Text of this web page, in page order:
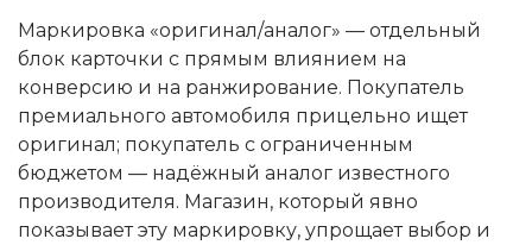
Маркировка «оригинал/аналог» — отдельный
блок карточки с прямым влиянием на
конверсию и на ранжирование. Покупатель
премиального автомобиля прицельно ищет
оригинал; покупатель с ограниченным
бюджетом — надёжный аналог известного
производителя. Магазин, который явно
показывает эту маркировку, упрощает выбор и